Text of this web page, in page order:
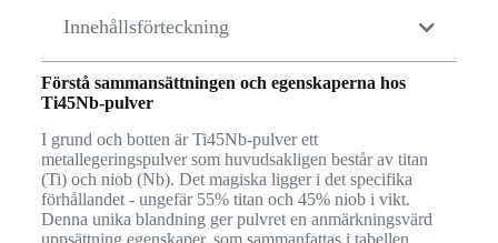
Innehållsförteckning
Förstå sammansättningen och egenskaperna hos
Ti45Nb-pulver
I grund och botten är Ti45Nb-pulver ett
metallegeringspulver som huvudsakligen består av titan
(Ti) och niob (Nb). Det magiska ligger i det specifika
förhållandet - ungefär 55% titan och 45% niob i vikt.
Denna unika blandning ger pulvret en anmärkningsvärd